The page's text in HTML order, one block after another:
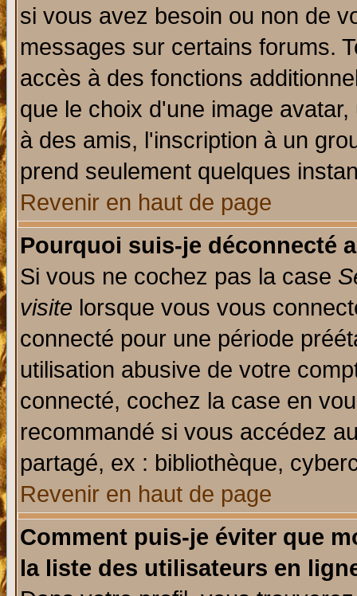
si vous avez besoin ou non de
messages sur certains forums.
accès à des fonctions
que le choix d'une image
à des amis, l'inscription à un
prend seulement quelques
Revenir en haut de page
Pourquoi suis-je déconnecté
Si vous ne cochez pas la case
visite lorsque vous vous
connecté pour une période
utilisation abusive de votre
connecté, cochez la case en
recommandé si vous accédez
partagé, ex : bibliothèque,
Revenir en haut de page
Comment puis-je éviter que
la liste des utilisateurs en